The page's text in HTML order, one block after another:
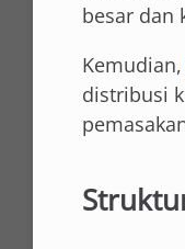
besar dan
Kemudian,
distribusi